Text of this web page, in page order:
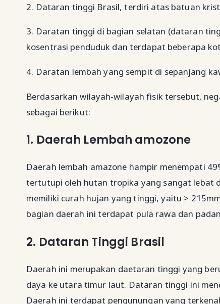
2. Dataran tinggi Brasil, terdiri atas batuan
3. Daratan tinggi di bagian selatan (dataran
kosentrasi penduduk dan terdapat beberapa
4. Daratan lembah yang sempit di sepanjang
Berdasarkan wilayah-wilayah fisik tersebut,
sebagai berikut:
1. Daerah Lembah amozone
Daerah lembah amazone hampir menempati
tertutupi oleh hutan tropika yang sangat lebat
memiliki curah hujan yang tinggi, yaitu >
bagian daerah ini terdapat pula rawa dan
2. Dataran Tinggi Brasil
Daerah ini merupakan daetaran tinggi yang
daya ke utara timur laut. Dataran tinggi ini
Daerah ini terdapat pengunungan yang